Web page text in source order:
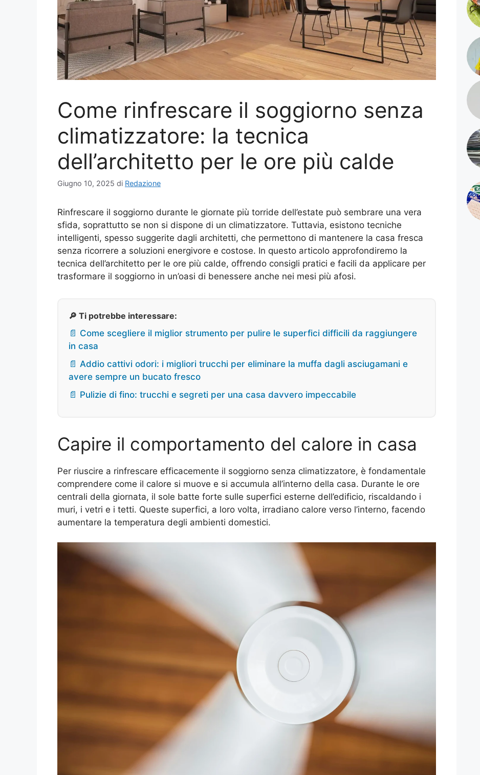
Come rinfrescare il soggiorno senza
climatizzatore: la tecnica
dell’architetto per le ore più calde
Giugno 10, 2025 di Redazione
Rinfrescare il soggiorno durante le giornate più torride dell’estate può sembrare una vera
sfida, soprattutto se non si dispone di un climatizzatore. Tuttavia, esistono tecniche
intelligenti, spesso suggerite dagli architetti, che permettono di mantenere la casa fresca
senza ricorrere a soluzioni energivore e costose. In questo articolo approfondiremo la
tecnica dell’architetto per le ore più calde, offrendo consigli pratici e facili da applicare per
trasformare il soggiorno in un’oasi di benessere anche nei mesi più afosi.
🔎 Ti potrebbe interessare:
📄 Come scegliere il miglior strumento per pulire le superfici difficili da raggiungere
in casa
📄 Addio cattivi odori: i migliori trucchi per eliminare la muffa dagli asciugamani e
avere sempre un bucato fresco
📄 Pulizie di fino: trucchi e segreti per una casa davvero impeccabile
Capire il comportamento del calore in casa
Per riuscire a rinfrescare efficacemente il soggiorno senza climatizzatore, è fondamentale
comprendere come il calore si muove e si accumula all’interno della casa. Durante le ore
centrali della giornata, il sole batte forte sulle superfici esterne dell’edificio, riscaldando i
muri, i vetri e i tetti. Queste superfici, a loro volta, irradiano calore verso l’interno, facendo
aumentare la temperatura degli ambienti domestici.